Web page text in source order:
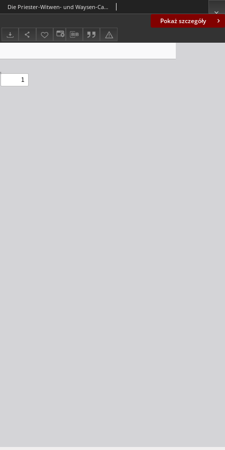
Pokaż szczegóły
Die Priester-Witwen- und Waysen-Casse, Welche die Priesterschafft auff dem Lande in dem Gorlitzischen Kreisse ... Ao 1708 ... auffgerichtet hat, ...